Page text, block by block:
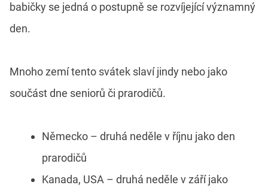
babičky se jedná o postupně se rozvíjející významný
den.
Mnoho zemí tento svátek slaví jindy nebo jako
součást dne seniorů či prarodičů.
Německo – druhá neděle v říjnu jako den
prarodičů
Kanada, USA – druhá neděle v září jako